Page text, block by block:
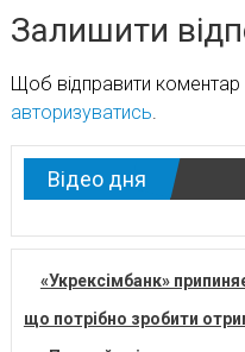
Залишити
Щоб відправити
авторизуватись
Відео дня
«Укрексімбанк»
що потрібно зробити